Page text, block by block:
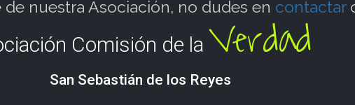
nuestra Asociación, no dudes en contactar
Comisión de la Verdad
San Sebastián de los Reyes